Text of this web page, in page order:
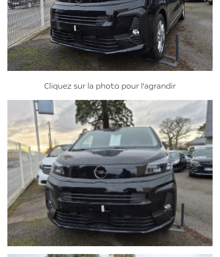
Cliquez sur la photo pour l'agrandir